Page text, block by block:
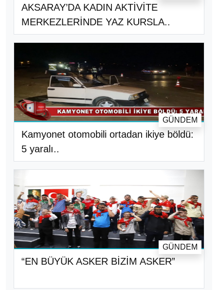
AKSARAY’DA KADIN AKTİVİTE
MERKEZLERİNDE YAZ KURSLA..
Kamyonet otomobili ortadan ikiye böldü:
5 yaralı..
GÜNDEM
“EN BÜYÜK ASKER BİZİM ASKER”
GÜNDEM